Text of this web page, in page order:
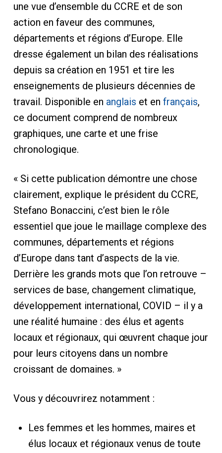
une vue d’ensemble du CCRE et de son
action en faveur des communes,
départements et régions d’Europe. Elle
dresse également un bilan des réalisations
depuis sa création en 1951 et tire les
enseignements de plusieurs décennies de
travail. Disponible en anglais et en français,
ce document comprend de nombreux
graphiques, une carte et une frise
chronologique.
« Si cette publication démontre une chose
clairement, explique le président du CCRE,
Stefano Bonaccini, c’est bien le rôle
essentiel que joue le maillage complexe des
communes, départements et régions
d’Europe dans tant d’aspects de la vie.
Derrière les grands mots que l’on retrouve –
services de base, changement climatique,
développement international, COVID – il y a
une réalité humaine : des élus et agents
locaux et régionaux, qui œuvrent chaque jour
pour leurs citoyens dans un nombre
croissant de domaines. »
Vous y découvrirez notamment :
Les femmes et les hommes, maires et
élus locaux et régionaux venus de toute